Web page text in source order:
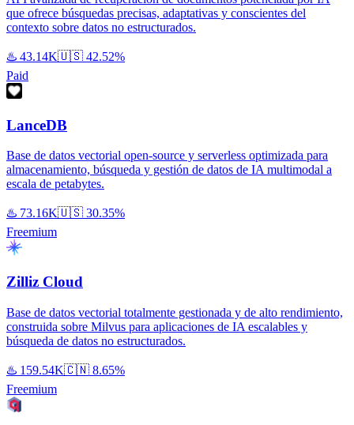
que ofrece búsquedas precisas, adaptativas y conscientes del
contexto sobre datos no estructurados.
♨️ 43.14K🇺🇸 42.52%
Paid
LanceDB
Base de datos vectorial open-source y serverless optimizada para
almacenamiento, búsqueda y gestión de datos de IA multimodal a
escala de petabytes.
♨️ 73.16K🇺🇸 30.35%
Freemium
Zilliz Cloud
Base de datos vectorial totalmente gestionada y de alto rendimiento,
construida sobre Milvus para aplicaciones de IA escalables y
búsqueda de datos no estructurados.
♨️ 159.54K🇨🇳 8.65%
Freemium